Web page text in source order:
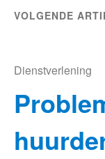
VOLGENDE
Dienstverlening